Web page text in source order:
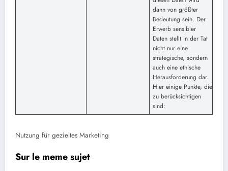
dann von größter
Bedeutung sein. Der
Erwerb sensibler
Daten stellt in der Tat
nicht nur eine
strategische, sondern
auch eine ethische
Herausforderung dar.
Hier einige Punkte, die
zu berücksichtigen
sind:
Nutzung für gezieltes Marketing
Sur le meme sujet